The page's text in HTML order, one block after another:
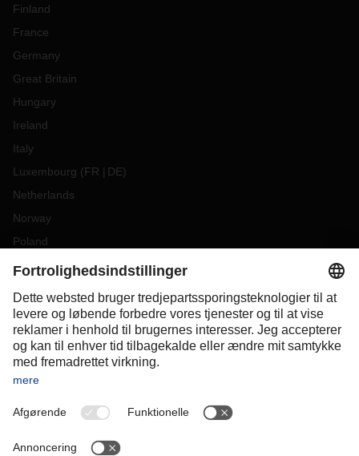
Finland
France
Germany
Great Britain
Hungary
Ireland
Italy
Luxembourg (FR DE)
Netherlands
Norway
Poland
Portugal
Slovakia
Spain
Sweden
Switzerland
OCEANIA